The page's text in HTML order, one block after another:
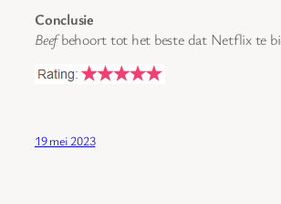
Conclusie
Beefbehoort tot het beste dat Netflix te
19 mei 2023